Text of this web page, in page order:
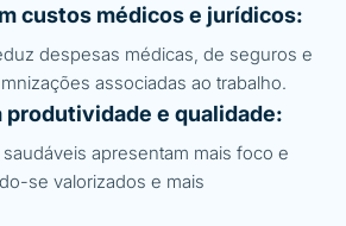
custos médicos e jurídicos:
despesas médicas, de seguros e
associadas ao trabalho.
produtividade e qualidade:
apresentam mais foco e
se valorizados e mais